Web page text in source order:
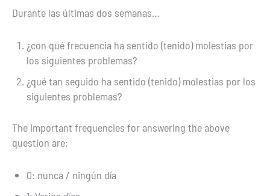
Durante las últimas dos semanas…
¿con qué frecuencia ha sentido (tenido) molestias por
los siguientes problemas?
¿qué tan seguido ha sentido (tenido) molestias por los
siguientes problemas?
The important frequencies for answering the above
question are:
0: nunca / ningún día